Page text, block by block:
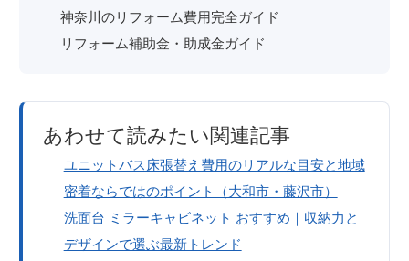
神奈川のリフォーム費用完全ガイド
リフォーム補助金・助成金ガイド
あわせて読みたい関連記事
ユニットバス床張替え費用のリアルな目安と地域
密着ならではのポイント（大和市・藤沢市）
洗面台 ミラーキャビネット おすすめ｜収納力と
デザインで選ぶ最新トレンド